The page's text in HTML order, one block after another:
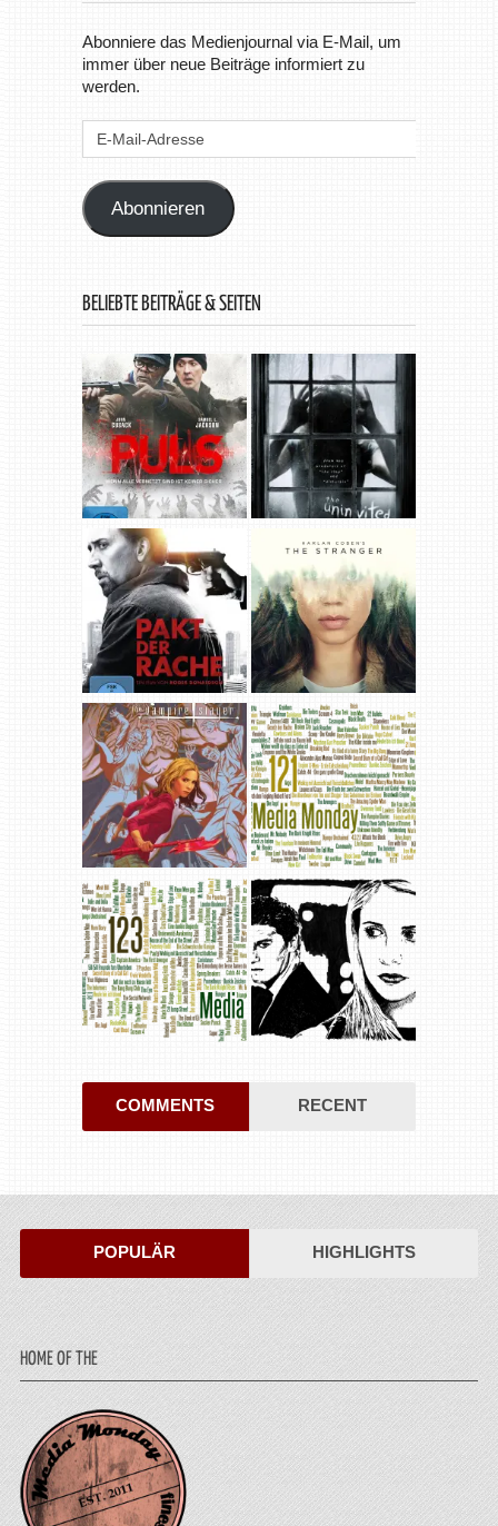
Abonniere das Medienjournal via E-Mail, um
immer über neue Beiträge informiert zu
werden.
Abonnieren
BELIEBTE BEITRÄGE & SEITEN
COMMENTS RECENT
POPULÄR HIGHLIGHTS
HOME OF THE